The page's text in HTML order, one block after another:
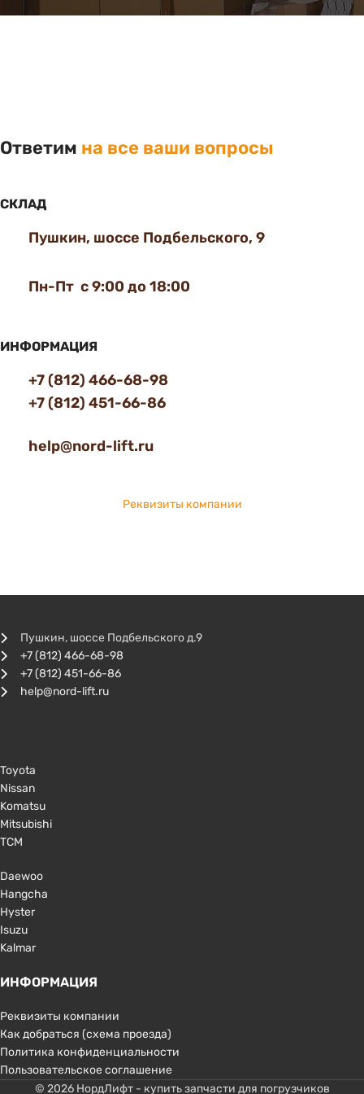
Ответим на все ваши вопросы
СКЛАД
Пушкин, шоссе Подбельского, 9
Пн-Пт с 9:00 до 18:00
ИНФОРМАЦИЯ
+7 (812) 466-68-98
+7 (812) 451-66-86
help@nord-lift.ru
Реквизиты компании
Пушкин, шоссе Подбельского д.9
+7 (812) 466-68-98
+7 (812) 451-66-86
help@nord-lift.ru
Toyota
Nissan
Komatsu
Mitsubishi
TCM
Daewoo
Hangcha
Hyster
Isuzu
Kalmar
ИНФОРМАЦИЯ
Реквизиты компании
Как добраться (схема проезда)
Политика конфиденциальности
Пользовательское соглашение
© 2026 НордЛифт - купить запчасти для погрузчиков